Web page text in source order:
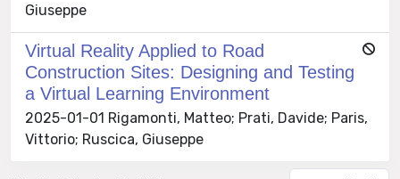
Giuseppe
Virtual Reality Applied to Road
Construction Sites: Designing and Testing
a Virtual Learning Environment
2025-01-01 Rigamonti, Matteo; Prati, Davide; Paris,
Vittorio; Ruscica, Giuseppe